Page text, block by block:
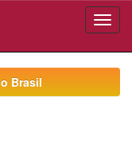
Brasil